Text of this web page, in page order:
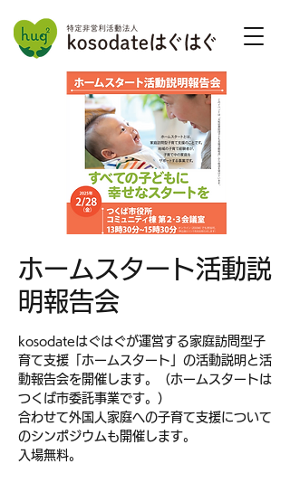
ホームスタート活動説
明報告会
kosodateはぐはぐが運営する家庭訪問型子
育て支援「ホームスタート」の活動説明と活
動報告会を開催します。（ホームスタートは
つくば市委託事業です。）
合わせて外国人家庭への子育て支援について
のシンポジウムも開催します。
入場無料。